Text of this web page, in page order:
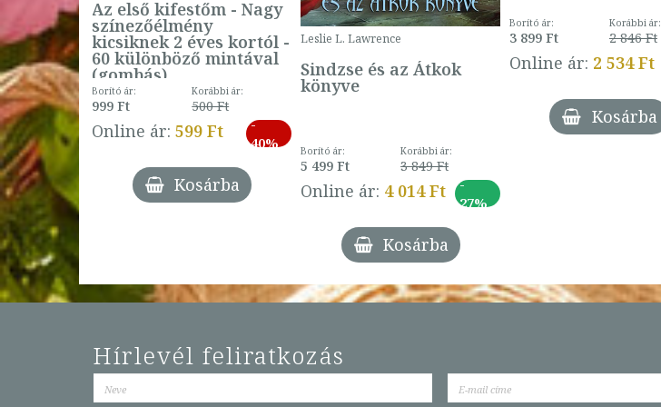
-
ár:
Ft
Ft
-
27%
Az első kifestőm - Nagy
színezőélmény
kicsiknek 2 éves kortól -
60 különböző mintával
(gombás)
Borító ár:
999 Ft
Korábbi ár:
500 Ft
Online ár: 599 Ft
-
40%
Kosárba
Leslie L. Lawrence
Sindzse és az Átkok
könyve
Borító ár:
5 499 Ft
Korábbi ár:
3 849 Ft
Online ár: 4 014 Ft
-
27%
Kosárba
Borító ár:
3 899 Ft
Korábbi ár:
2 846 Ft
Online ár: 2 534 Ft
Kosárba
Hírlevél feliratkozás